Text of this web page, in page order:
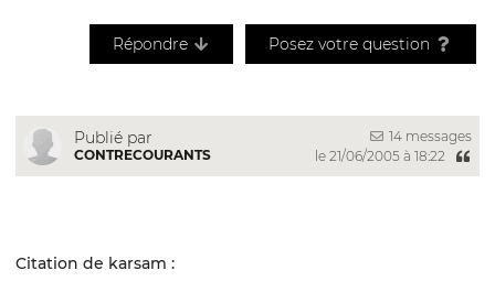
Répondre Posez votre question
Publié par
CONTRECOURANTS
14 messages
le 21/06/2005 à 18:22
Citation de karsam :